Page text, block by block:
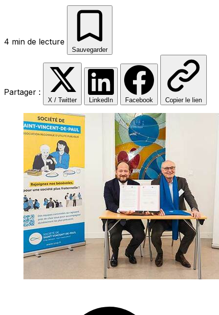
4 min de lecture
Sauvegarder
Partager :
X / Twitter LinkedIn Facebook Copier le lien